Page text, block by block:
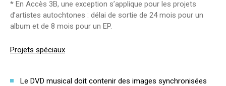
* En Accès 3B, une exception s’applique pour les projets
d’artistes autochtones : délai de sortie de 24 mois pour un
album et de 8 mois pour un EP.
Projets spéciaux
Le DVD musical doit contenir des images synchronisées